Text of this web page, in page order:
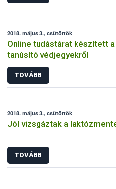
2018. május 3., csütörtök
Online tudástárat készített
tanúsító védjegyekről
TOVÁBB
2018. május 3., csütörtök
Jól vizsgáztak a
TOVÁBB